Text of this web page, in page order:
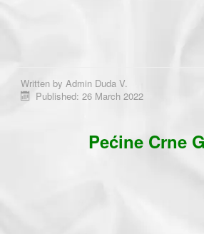
Written by Admin Duda V.
Published: 26 March 2022
Pećine Crne